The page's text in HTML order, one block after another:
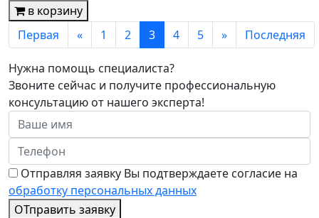
в корзину
Первая
« 1 2 3 4 5 » Последняя
Нужна помощь специалиста?
Звоните сейчас и получите профессиональную
консультацию от нашего эксперта!
Отправляя заявку Вы подтверждаете согласие на
обработку персональных данных
ОТправить заявку